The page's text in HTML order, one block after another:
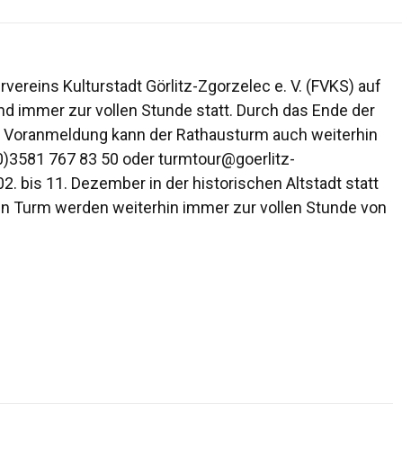
Kulturstadt Görlitz-Zgorzelec e. V. (FVKS) auf
immer zur vollen Stunde statt. Durch das Ende der
kann der Rathausturm auch weiterhin
767 83 50 oder turmtour@goerlitz-
bis 11. Dezember in der historischen Altstadt statt
Turm werden weiterhin immer zur vollen Stunde von